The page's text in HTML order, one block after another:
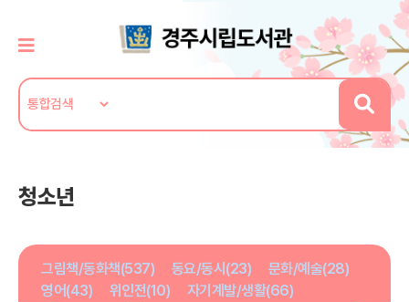
청소년
그림책/동화책(537) 동요/동시(23)
문화/예술(28)
영어(43)
위인전(10)
자기계발/생활(66)